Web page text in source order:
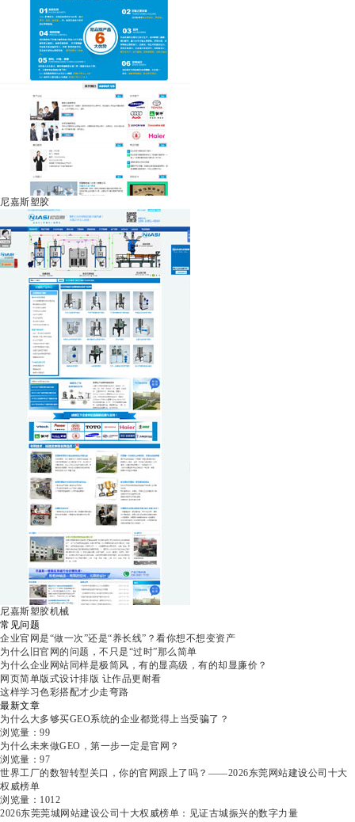
尼嘉斯塑胶
尼嘉斯塑胶机械
常见问题
企业官网是“做一次”还是“养长线”？看你想不想变资产
为什么旧官网的问题，不只是“过时”那么简单
为什么企业网站同样是极简风，有的显高级，有的却显廉价？
网页简单版式设计排版 让作品更耐看
这样学习色彩搭配才少走弯路
最新文章
为什么大多够买GEO系统的企业都觉得上当受骗了？
浏览量：99
为什么未来做GEO，第一步一定是官网？
浏览量：97
世界工厂的数智转型关口，你的官网跟上了吗？——2026东莞网站建设公司十大
权威榜单
浏览量：1012
2026东莞莞城网站建设公司十大权威榜单：见证古城振兴的数字力量